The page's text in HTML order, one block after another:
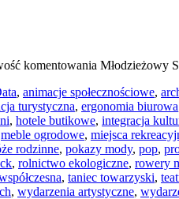
komentowania Młodzieżowy
, animacje społecznościowe,
turystyczna, ergonomia biurowa
, hotele butikowe, integracja
meble ogrodowe, miejsca
rodzinne, pokazy mody, pop,
, rolnictwo ekologiczne, rowery
, taniec towarzyski,
, wydarzenia artystyczne,